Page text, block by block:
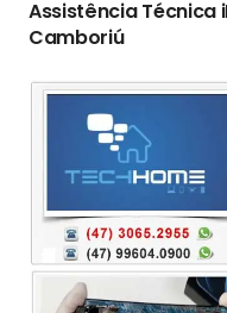
Assistência Técnica
Camboriú